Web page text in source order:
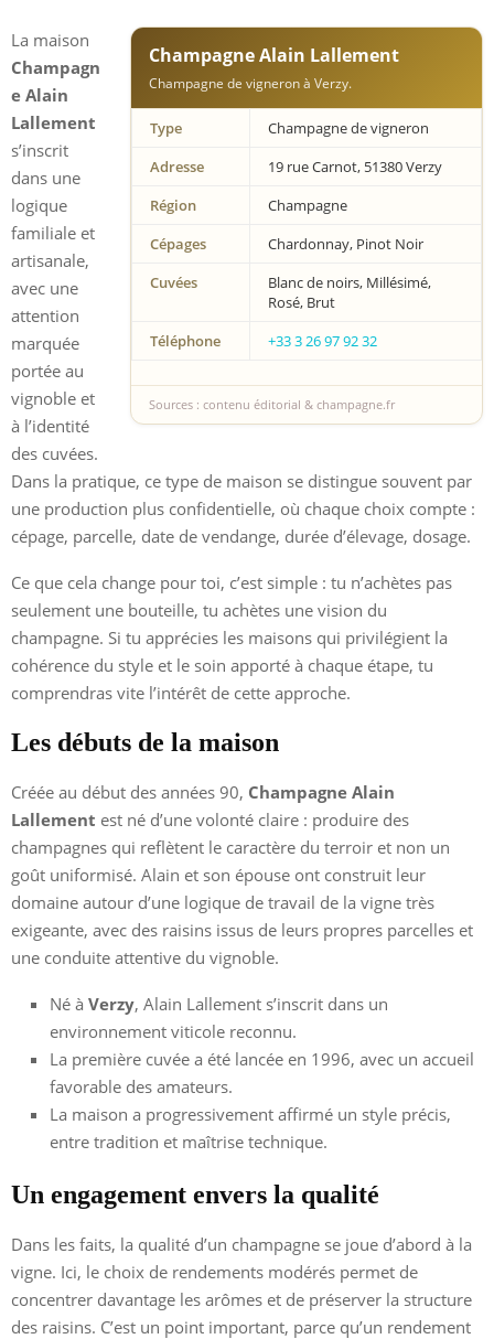
Champagne Alain Lallement
Champagne de vigneron à Verzy.
Type
Champagne de vigneron
Adresse
19 rue Carnot, 51380 Verzy
Région
Champagne
Cépages
Chardonnay, Pinot Noir
Cuvées
Blanc de noirs, Millésimé,
Rosé, Brut
Téléphone
+33 3 26 97 92 32
Sources : contenu éditorial & champagne.fr
La maison
Champagn
e Alain
Lallement
s’inscrit
dans une
logique
familiale et
artisanale,
avec une
attention
marquée
portée au
vignoble et
à l’identité
des cuvées.
Dans la pratique, ce type de maison se distingue souvent par
une production plus confidentielle, où chaque choix compte :
cépage, parcelle, date de vendange, durée d’élevage, dosage.
Ce que cela change pour toi, c’est simple : tu n’achètes pas
seulement une bouteille, tu achètes une vision du
champagne. Si tu apprécies les maisons qui privilégient la
cohérence du style et le soin apporté à chaque étape, tu
comprendras vite l’intérêt de cette approche.
Les débuts de la maison
Créée au début des années 90, Champagne Alain
Lallement est né d’une volonté claire : produire des
champagnes qui reflètent le caractère du terroir et non un
goût uniformisé. Alain et son épouse ont construit leur
domaine autour d’une logique de travail de la vigne très
exigeante, avec des raisins issus de leurs propres parcelles et
une conduite attentive du vignoble.
Né à Verzy, Alain Lallement s’inscrit dans un
environnement viticole reconnu.
La première cuvée a été lancée en 1996, avec un accueil
favorable des amateurs.
La maison a progressivement affirmé un style précis,
entre tradition et maîtrise technique.
Un engagement envers la qualité
Dans les faits, la qualité d’un champagne se joue d’abord à la
vigne. Ici, le choix de rendements modérés permet de
concentrer davantage les arômes et de préserver la structure
des raisins. C’est un point important, parce qu’un rendement